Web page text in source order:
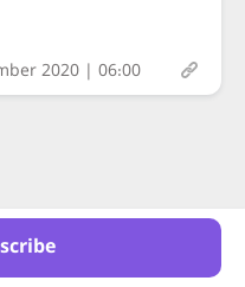
2020 | 06:00